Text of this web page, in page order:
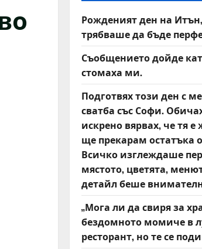
Рожденият ден на
трябваше да бъде
Съобщението дойде
стомаха ми.
Подготвях този ден с
сватба със Софи.
искрено вярвах, че тя е
ще прекарам остатъка
Всичко изглеждаше
мястото, цветята,
детайл беше
„Мога ли да свиря за
бездомното момиче в
ресторант, но те се